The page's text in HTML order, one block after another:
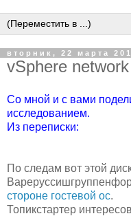
вторник, 22 марта
vSphere
Со мной и с вами
исследованием.
Из переписки:
По следам вот этой
стороне гостевой ос.
Топикстартер